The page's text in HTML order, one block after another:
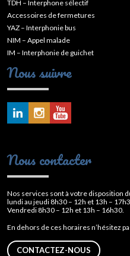
TDH – Interphone sélectif
Accessoires de fermetures
YAZ – Interphonie bus
NIM – Appel malade
IM – Interphonie de guichet
Nous suivre
Nous contacter
Nos services sont à votre disposition
lundi au jeudi 8h30 – 12h et 13h –
Vendredi 8h30 – 12h et 13h – 16h30.
En dehors de ces horaires n’hésitez
CONTACTEZ-NOUS